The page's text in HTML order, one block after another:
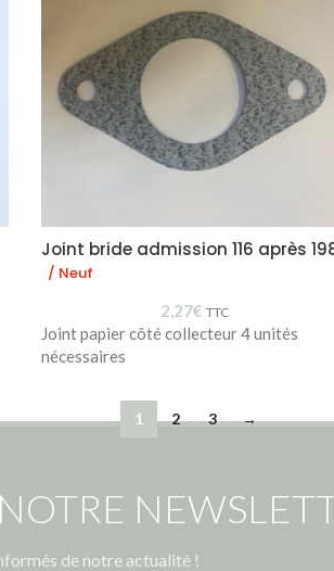
Joint bride admission 116 après
/ Neuf
2,27€ TTC
Joint papier côté collecteur 4 unités
nécessaires
1 2 3 →
de notre actualité !